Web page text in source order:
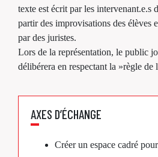
texte est écrit par les intervenant.e.s
partir des improvisations des élèves
par des juristes.
Lors de la représentation, le public
délibérera en respectant la »règle de
AXES D’ÉCHANGE
Créer un espace cadré